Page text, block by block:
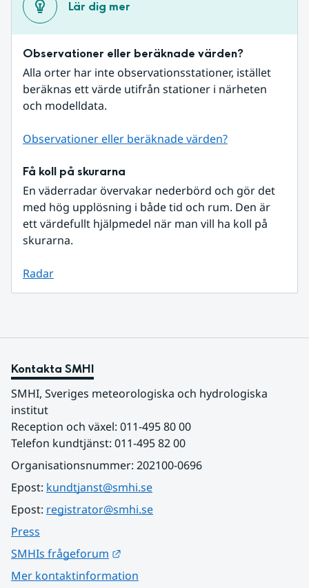
Lär dig mer
Observationer eller beräknade värden?
Alla orter har inte observationsstationer, istället
beräknas ett värde utifrån stationer i närheten
och modelldata.
Observationer eller beräknade värden?
Få koll på skurarna
En väderradar övervakar nederbörd och gör det
med hög upplösning i både tid och rum. Den är
ett värdefullt hjälpmedel när man vill ha koll på
skurarna.
Radar
Kontakta SMHI
SMHI, Sveriges meteorologiska och hydrologiska
institut
Reception och växel: 011-495 80 00
Telefon kundtjänst: 011-495 82 00
Organisationsnummer: 202100-0696
Epost: kundtjanst@smhi.se
Epost: registrator@smhi.se
Press
SMHIs frågeforum
Mer kontaktinformation